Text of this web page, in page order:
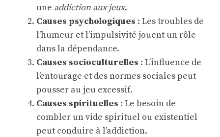
une addiction aux jeux.
Causes psychologiques : Les troubles de
l’humeur et l’impulsivité jouent un rôle
dans la dépendance.
Causes socioculturelles : L’influence de
l’entourage et des normes sociales peut
pousser au jeu excessif.
Causes spirituelles : Le besoin de
combler un vide spirituel ou existentiel
peut conduire à l’addiction.